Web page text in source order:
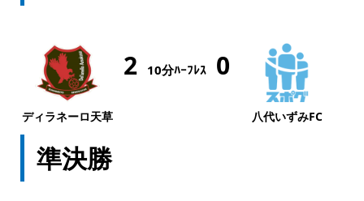
ディラネーロ天草
2 10分ﾊｰﾌﾚｽ 0
八代いずみFC
準決勝